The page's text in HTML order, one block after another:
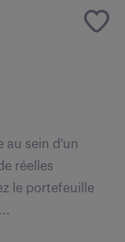
au sein d'un
réelles
le portefeuille